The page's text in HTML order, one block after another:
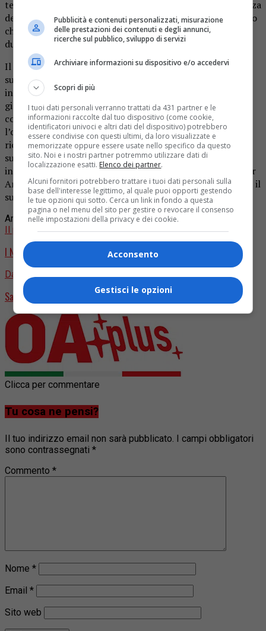
team che l’hanno supportata. Ha sottolineato l’importanza
della dedizione e della passione nel suo lavoro, dichiarando
che il riconoscimento ottenuto è una testimonianza del
duro lavoro e dell’impegno costante.
Il premio rappresenta non solo un riconoscimento della
sua abilità artistica, ma anche un incentivo a continuare a
innovare e a esplorare nuove strade musicali. Annalisa ha
già in mente nuovi progetti e ha dichiarato che si
concentrerà sulla scrittura di nuove canzoni, con
l’obiettivo di continuare a evolversi come artista. Questo
riconoscimento agliMTV EMAnon fa che confermare la
sua posizione di rilievo nel panorama musicale italiano e
internazionale. È un momento di grande soddisfazione per
Annalisa e per tutti coloro che hanno seguito e sostenuto il
suo percorso artistico.
Argomenti correlati:AnnalisaMusica
Il prossimo
I Negramaro ad Alghero per il Capodanno 2025
Da non perdere
Sanremo 2025, Rockol pubblica la lista dei papabili artisti in gara
Clicca per commentare
Tu cosa ne pensi?
Il tuo indirizzo email non sarà pubblicato. I campi obbligatori
sono contrassegnati *
Commento *
Nome *
Email *
Sito web
Pubblicità e contenuti personalizzati, misurazione
delle prestazioni dei contenuti e degli annunci,
ricerche sul pubblico, sviluppo di servizi
Archiviare informazioni su dispositivo e/o accedervi
Scopri di più
I tuoi dati personali verranno trattati da 431 partner e le
informazioni raccolte dal tuo dispositivo (come cookie,
identificatori univoci e altri dati del dispositivo) potrebbero
essere condivise con questi ultimi, da loro visualizzate e
memorizzate oppure essere usate nello specifico da questo
sito. Noi e i nostri partner potremmo utilizzare dati di
localizzazione esatti. Elenco dei partner.
Alcuni fornitori potrebbero trattare i tuoi dati personali sulla
base dell'interesse legittimo, al quale puoi opporti gestendo
le tue opzioni qui sotto. Cerca un link in fondo a questa
pagina o nel menu del sito per gestire o revocare il consenso
nelle impostazioni della privacy e dei cookie.
Acconsento
Gestisci le opzioni